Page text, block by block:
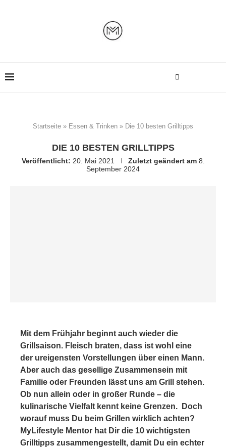
Startseite » Essen & Trinken » Die 10 besten Grilltipps
DIE 10 BESTEN GRILLTIPPS
Veröffentlicht: 20. Mai 2021 Zuletzt geändert am 8.
September 2024
Mit dem Frühjahr beginnt auch wieder die
Grillsaison. Fleisch braten, dass ist wohl eine
der ureigensten Vorstellungen über einen Mann.
Aber auch das gesellige Zusammensein mit
Familie oder Freunden lässt uns am Grill stehen.
Ob nun allein oder in großer Runde – die
kulinarische Vielfalt kennt keine Grenzen. Doch
worauf muss Du beim Grillen wirklich achten?
MyLifestyle Mentor hat Dir die 10 wichtigsten
Grilltipps zusammengestellt, damit Du ein echter